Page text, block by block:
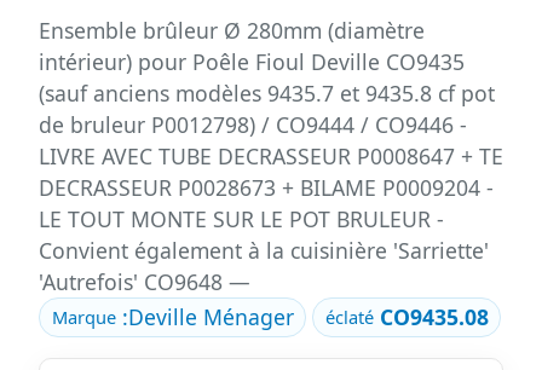
Ensemble brûleur Ø 280mm (diamètre
intérieur) pour Poêle Fioul Deville CO9435
(sauf anciens modèles 9435.7 et 9435.8 cf pot
de bruleur P0012798) / CO9444 / CO9446 -
LIVRE AVEC TUBE DECRASSEUR P0008647 + TE
DECRASSEUR P0028673 + BILAME P0009204 -
LE TOUT MONTE SUR LE POT BRULEUR -
Convient également à la cuisinière 'Sarriette'
'Autrefois' CO9648 —
Marque:Deville Ménager éclaté CO9435.08